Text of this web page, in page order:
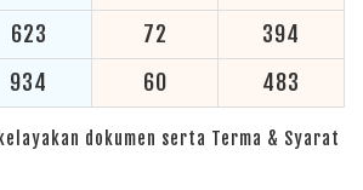
623 72
394
934 60 483
dokumen serta Terma & Syarat